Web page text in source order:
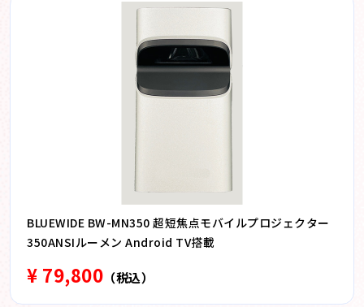
BLUEWIDE BW-MN350 超短焦点モバイルプロジェクター
350ANSIルーメン Android TV搭載
¥ 79,800 （税込）